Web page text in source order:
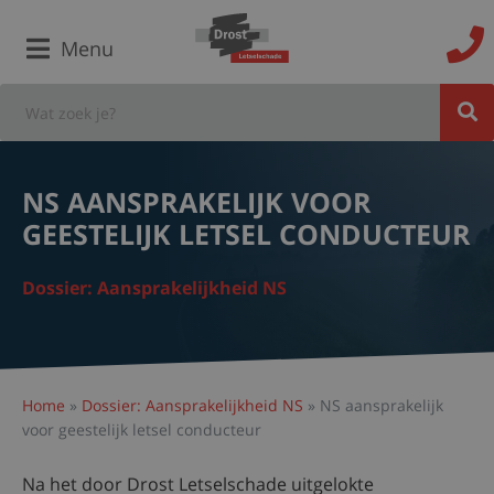
Menu
NS AANSPRAKELIJK VOOR
GEESTELIJK LETSEL CONDUCTEUR
Dossier: Aansprakelijkheid NS
Home » Dossier: Aansprakelijkheid NS » NS aansprakelijk
voor geestelijk letsel conducteur
Na het door Drost Letselschade uitgelokte